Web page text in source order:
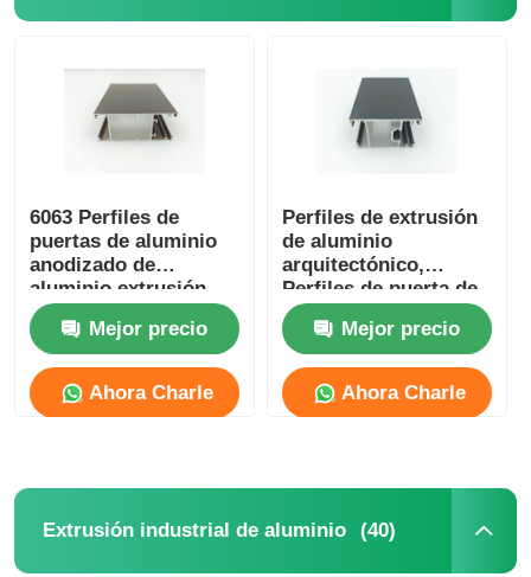
6063 Perfiles de
puertas de aluminio
anodizado de
aluminio extrusión
personalizada
Mejor precio
Ahora Charle
Perfiles de extrusión
de aluminio
arquitectónico,
Perfiles de puerta de
vidrio de aluminio
OEM
Mejor precio
Ahora Charle
Extrusión industrial de aluminio (40)